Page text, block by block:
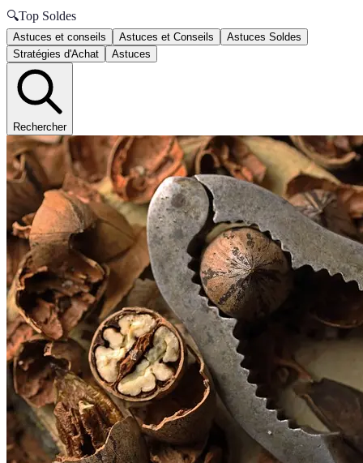
🔍Top Soldes
Astuces et conseils Astuces et Conseils
Astuces Soldes
Stratégies d'Achat
Astuces
Rechercher